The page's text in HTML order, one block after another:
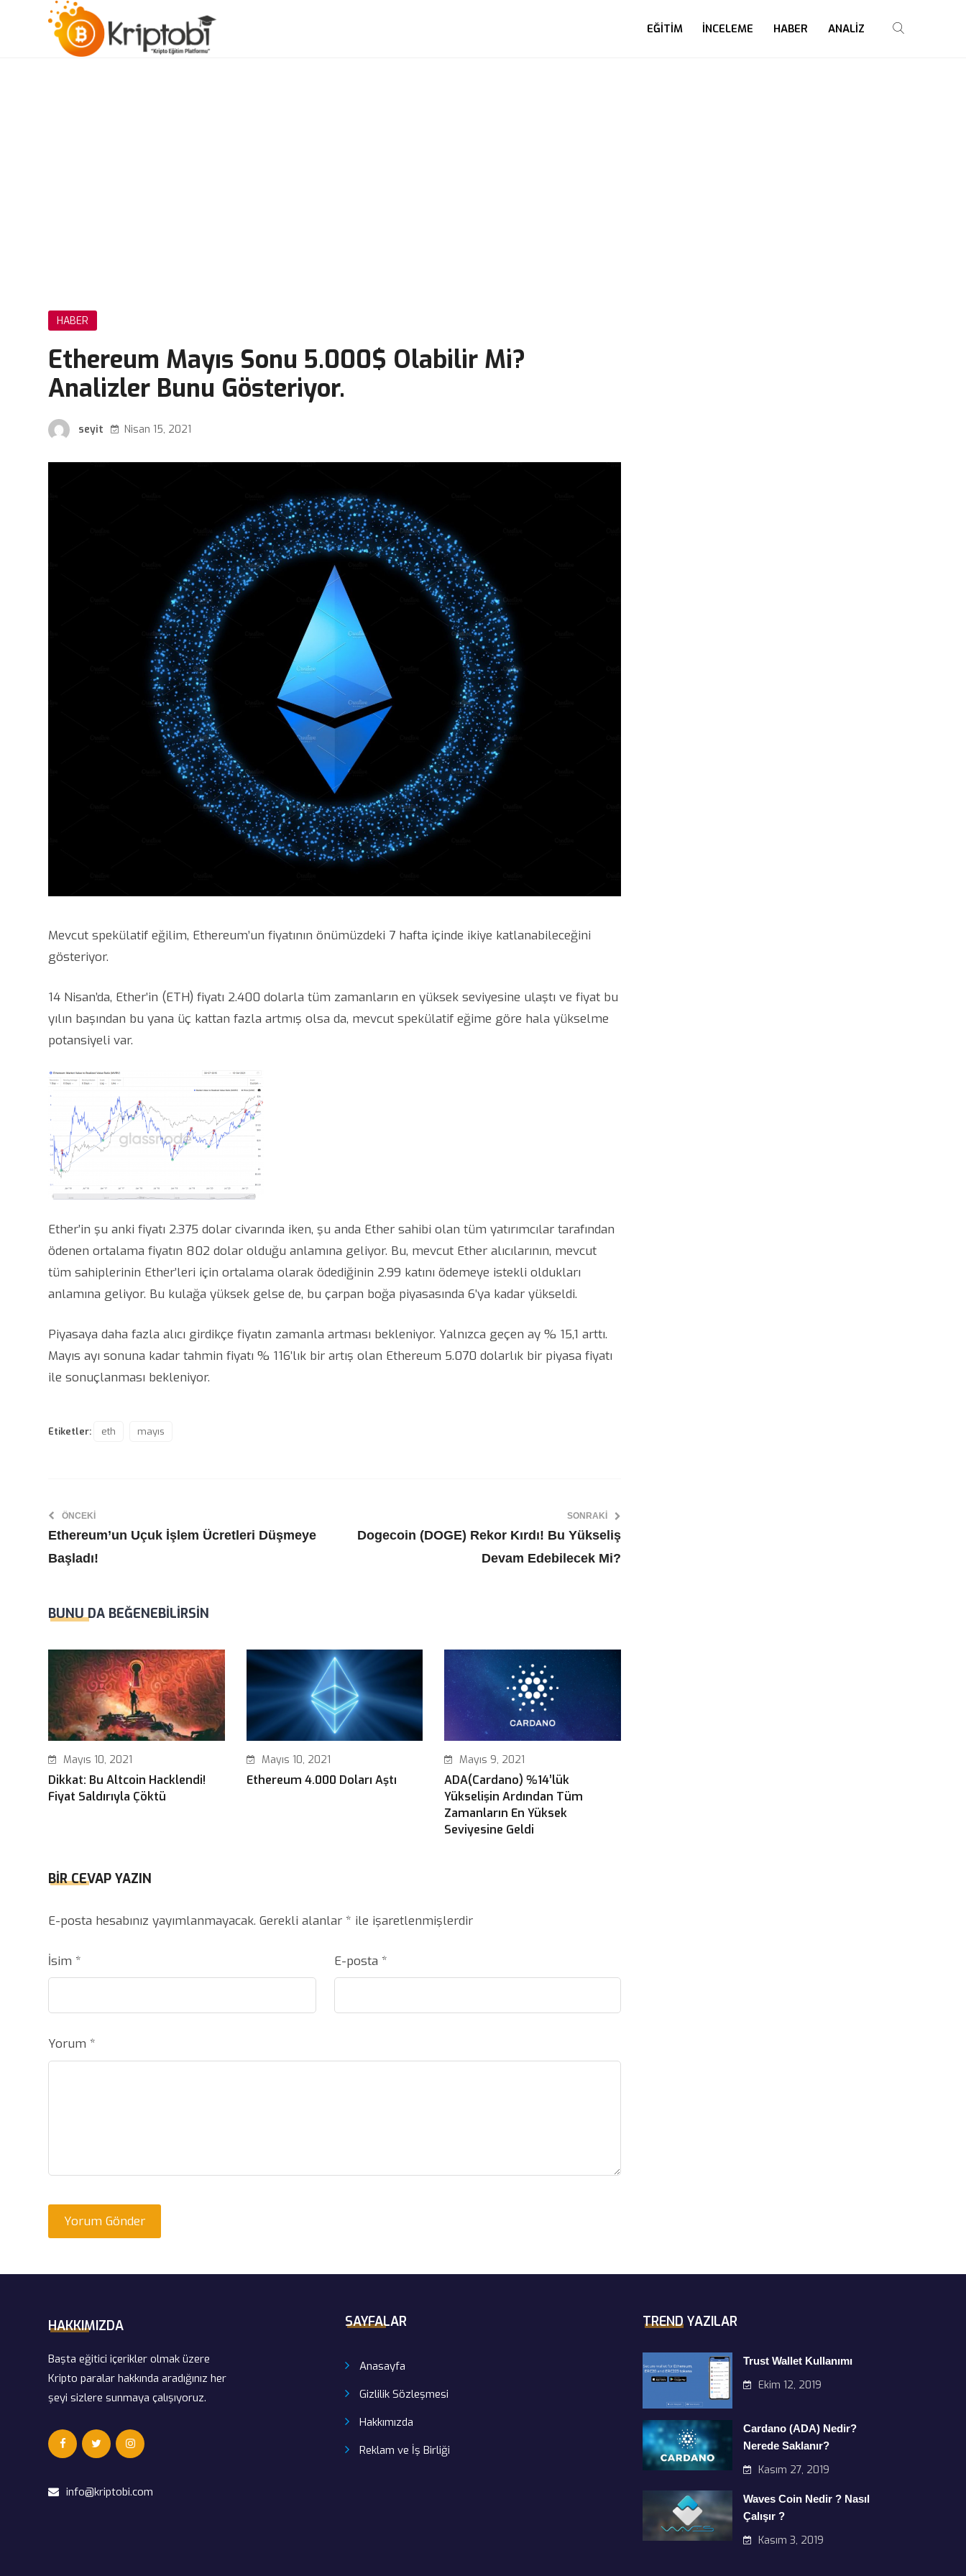
EĞITIM İNCELEME HABER ANALIZ
HABER
Ethereum Mayıs Sonu 5.000$ Olabilir Mi?
Analizler Bunu Gösteriyor.
seyit Nisan 15, 2021
Mevcut spekülatif eğilim, Ethereum’un fiyatının önümüzdeki 7 hafta içinde ikiye katlanabileceğini
gösteriyor.
14 Nisan’da, Ether’in (ETH) fiyatı 2.400 dolarla tüm zamanların en yüksek seviyesine ulaştı ve fiyat bu
yılın başından bu yana üç kattan fazla artmış olsa da, mevcut spekülatif eğime göre hala yükselme
potansiyeli var.
Ether’in şu anki fiyatı 2.375 dolar civarında iken, şu anda Ether sahibi olan tüm yatırımcılar tarafından
ödenen ortalama fiyatın 802 dolar olduğu anlamına geliyor. Bu, mevcut Ether alıcılarının, mevcut
tüm sahiplerinin Ether’leri için ortalama olarak ödediğinin 2.99 katını ödemeye istekli oldukları
anlamına geliyor. Bu kulağa yüksek gelse de, bu çarpan boğa piyasasında 6’ya kadar yükseldi.
Piyasaya daha fazla alıcı girdikçe fiyatın zamanla artması bekleniyor. Yalnızca geçen ay % 15,1 arttı.
Mayıs ayı sonuna kadar tahmin fiyatı % 116’lık bir artış olan Ethereum 5.070 dolarlık bir piyasa fiyatı
ile sonuçlanması bekleniyor.
Etiketler: eth mayıs
ÖNCEKI
Ethereum’un Uçuk İşlem Ücretleri Düşmeye
Başladı!
SONRAKI
Dogecoin (DOGE) Rekor Kırdı! Bu Yükseliş
Devam Edebilecek Mi?
BUNU DA BEĞENEBILIRSIN
Mayıs 10, 2021
Dikkat: Bu Altcoin Hacklendi!
Fiyat Saldırıyla Çöktü
Mayıs 10, 2021
Ethereum 4.000 Doları Aştı
Mayıs 9, 2021
ADA(Cardano) %14’lük
Yükselişin Ardından Tüm
Zamanların En Yüksek
Seviyesine Geldi
BIR CEVAP YAZIN
E-posta hesabınız yayımlanmayacak. Gerekli alanlar * ile işaretlenmişlerdir
İsim * E-posta *
Yorum *
HAKKIMIZDA
Başta eğitici içerikler olmak üzere
Kripto paralar hakkında aradığınız her
şeyi sizlere sunmaya çalışıyoruz.
info@kriptobi.com
SAYFALAR
Anasayfa
Gizlilik Sözleşmesi
Hakkımızda
Reklam ve İş Birliği
TREND YAZILAR
Trust Wallet Kullanımı
Ekim 12, 2019
Cardano (ADA) Nedir?
Nerede Saklanır?
Kasım 27, 2019
Waves Coin Nedir ? Nasıl
Çalışır ?
Kasım 3, 2019